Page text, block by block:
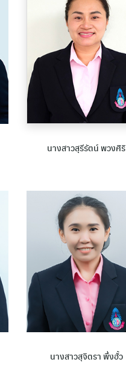
นางสาวสุรีรัตน์ พวงศิริ
นางสาวสุจิตรา พึ่งฮั้ว